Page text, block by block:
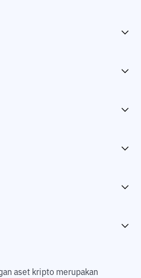
aset kripto merupakan